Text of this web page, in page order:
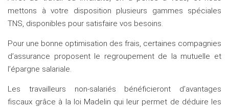
mettons à votre disposition plusieurs gammes spéciales
TNS, disponibles pour satisfaire vos besoins.
Pour une bonne optimisation des frais, certaines compagnies
d’assurance proposent le regroupement de la mutuelle et
l’épargne salariale.
Les travailleurs non-salariés bénéficieront d’avantages
fiscaux grâce à la loi Madelin qui leur permet de déduire les